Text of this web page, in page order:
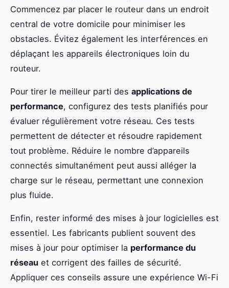
Commencez par placer le routeur dans un endroit
central de votre domicile pour minimiser les
obstacles. Évitez également les interférences en
déplaçant les appareils électroniques loin du
routeur.
Pour tirer le meilleur parti des applications de
performance, configurez des tests planifiés pour
évaluer régulièrement votre réseau. Ces tests
permettent de détecter et résoudre rapidement
tout problème. Réduire le nombre d’appareils
connectés simultanément peut aussi alléger la
charge sur le réseau, permettant une connexion
plus fluide.
Enfin, rester informé des mises à jour logicielles est
essentiel. Les fabricants publient souvent des
mises à jour pour optimiser la performance du
réseau et corrigent des failles de sécurité.
Appliquer ces conseils assure une expérience Wi-Fi